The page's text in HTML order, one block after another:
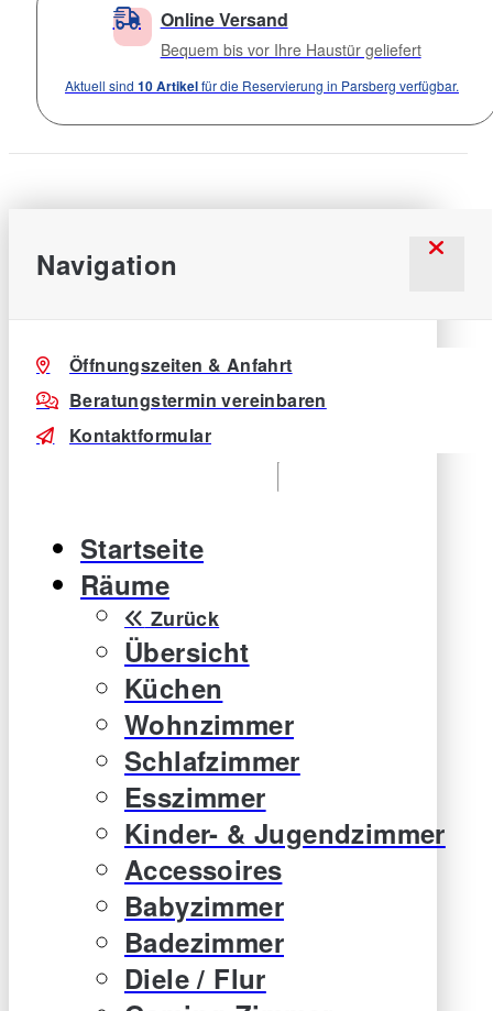
Online Versand
Bequem bis vor Ihre Haustür geliefert
Aktuell sind 10 Artikelfür die Reservierung in Parsberg verfügbar.
Navigation
Öffnungszeiten & Anfahrt
Beratungstermin vereinbaren
Kontaktformular
Startseite
Räume
Zurück
Übersicht
Küchen
Wohnzimmer
Schlafzimmer
Esszimmer
Kinder- & Jugendzimmer
Accessoires
Babyzimmer
Badezimmer
Diele / Flur